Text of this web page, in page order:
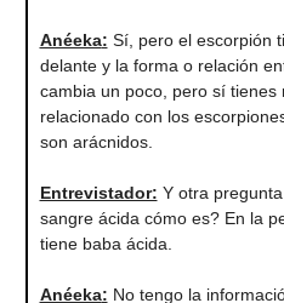
Anéeka: Sí, pero el escorpión
delante y la forma o relación
cambia un poco, pero sí
relacionado con los
son arácnidos.
Entrevistador: Y otra
sangre ácida cómo es? En la
tiene baba ácida.
Anéeka: No tengo la